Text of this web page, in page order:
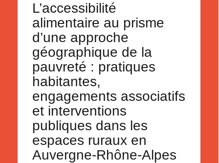
L’accessibilité
alimentaire au prisme
d’une approche
géographique de la
pauvreté : pratiques
habitantes,
engagements associatifs
et interventions
publiques dans les
espaces ruraux en
Auvergne-Rhône-Alpes